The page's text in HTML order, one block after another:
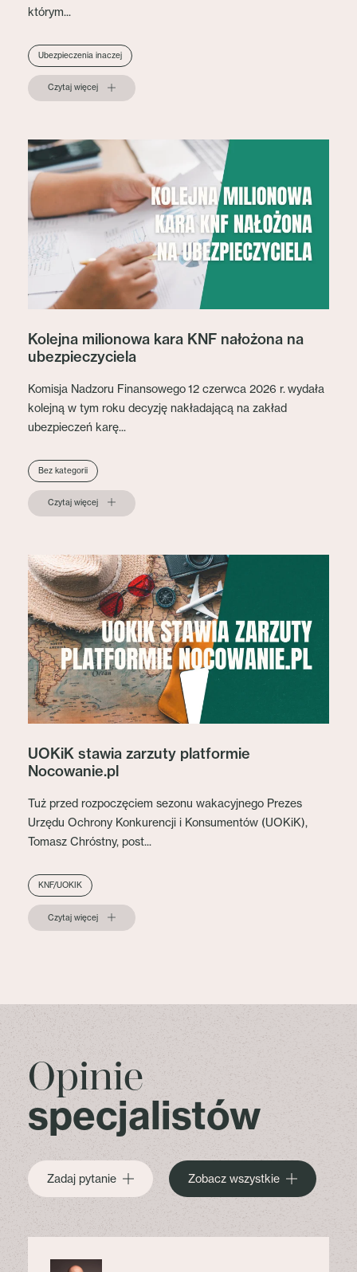
którym...
Ubezpieczenia inaczej
Czytaj więcej
Kolejna milionowa kara KNF nałożona na
ubezpieczyciela
Komisja Nadzoru Finansowego 12 czerwca 2026 r. wydała
kolejną w tym roku decyzję nakładającą na zakład
ubezpieczeń karę...
Bez kategorii
Czytaj więcej
UOKiK stawia zarzuty platformie
Nocowanie.pl
Tuż przed rozpoczęciem sezonu wakacyjnego Prezes
Urzędu Ochrony Konkurencji i Konsumentów (UOKiK),
Tomasz Chróstny, post...
KNF/UOKIK
Czytaj więcej
Opinie
specjalistów
Zadaj pytanie Zobacz wszystkie